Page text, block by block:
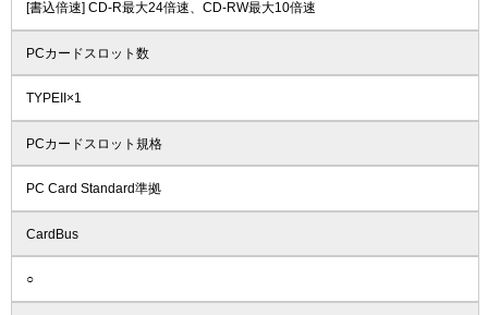
[書込倍速] CD-R最大24倍速、CD-RW最大10倍速
PCカードスロット数
TYPEII×1
PCカードスロット規格
PC Card Standard準拠
CardBus
○